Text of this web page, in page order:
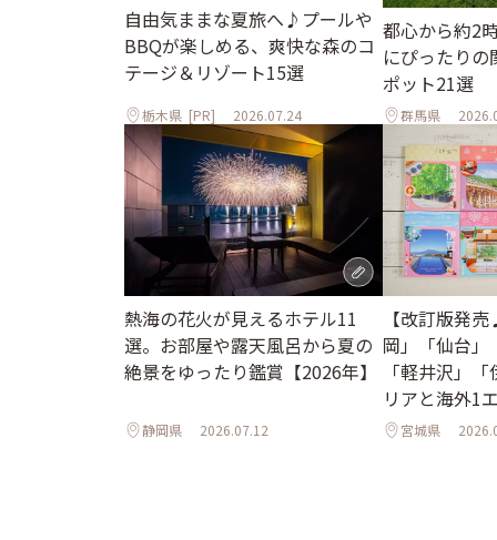
自由気ままな夏旅へ♪プールや
BBQが楽しめる、爽快な森のコ
テージ＆リゾート15選
栃木県 [PR] 2026.07.24
都心から約2
にぴったり
ポット21選
群馬県
熱海の花火が見えるホテル11
選。お部屋や露天風呂から夏の
絶景をゆったり鑑賞【2026年】
静岡県 2026.07.12
【改訂版発
岡」「仙台」
「軽井沢」
リアと海外1
ル宮城県